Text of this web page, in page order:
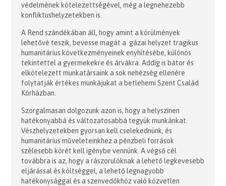
védelmének kötelezettségével, még a legnehezebb
konfliktushelyzetekben is.
A Rend szándékában áll, hogy amint a körülmények
lehetővé teszik, bevesse magát a gázai helyzet tragikus
humanitárius következményeinek enyhítésébe, különös
tekintettel a gyermekekre és árvákra. Addig is bátor és
elkötelezett munkatársaink a sok nehézség ellenére
folytatják értékes munkájukat a betlehemi Szent Család
Kórházban.
Szorgalmasan dolgozunk azon is, hogy a helyszínen
hatékonyabbá és változatosabbá tegyük munkánkat.
Vészhelyzetekben gyorsan kell cselekednünk, és
humanitárius műveleteinkhez a pénzbeli források
szélesebb körét kell igénybe vennünk. A végső cél
továbbra is az, hogy a rászorulóknak a lehető legkevesebb
eljárással és költséggel, a lehető legnagyobb
hatékonysággal és a szenvedőkhöz való közvetlen